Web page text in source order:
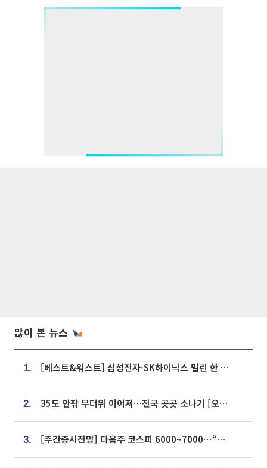
많이 본 뉴스
1. [베스트&워스트] 삼성전자·SK하이닉스 밀린 한 주…상상인증권은 85% 급등
2. 35도 안팎 무더위 이어져…전국 곳곳 소나기 [오늘 날씨]
3. [주간증시전망] 다음주 코스피 6000~7000⋯“外人 수급은 정책이 변수”